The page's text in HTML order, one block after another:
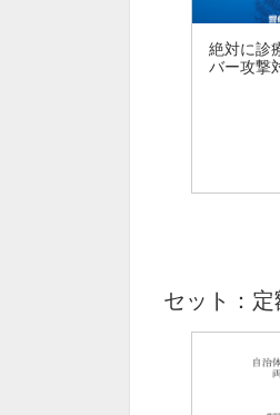
絶対に診
バー攻撃
セット：定